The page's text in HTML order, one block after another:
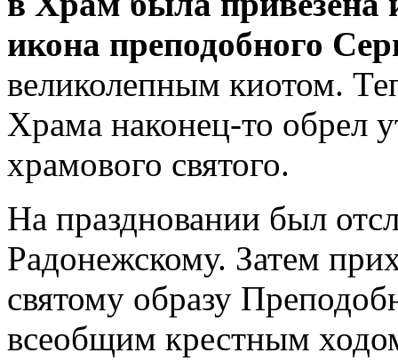
икона преподобного
великолепным киотом.
Храма наконец-то обрел
храмового святого.
На праздновании был
Радонежскому. Затем
святому образу
всеобщим крестным